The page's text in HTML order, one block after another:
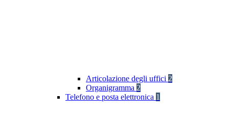
Articolazione degli uffici 2
Organigramma 2
Telefono e posta elettronica 1